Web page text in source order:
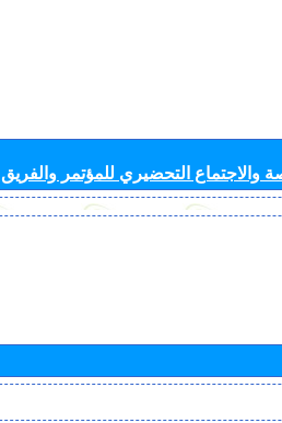
والاجتماع التحضيري للمؤتمر